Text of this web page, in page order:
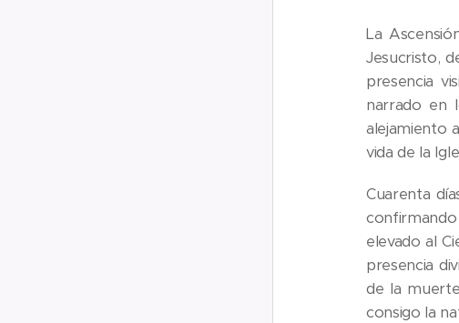
La
Jesucristo,
presencia
narrado en
alejamiento
vida de la
Cuarenta
elevado al
presencia
de la
consigo la